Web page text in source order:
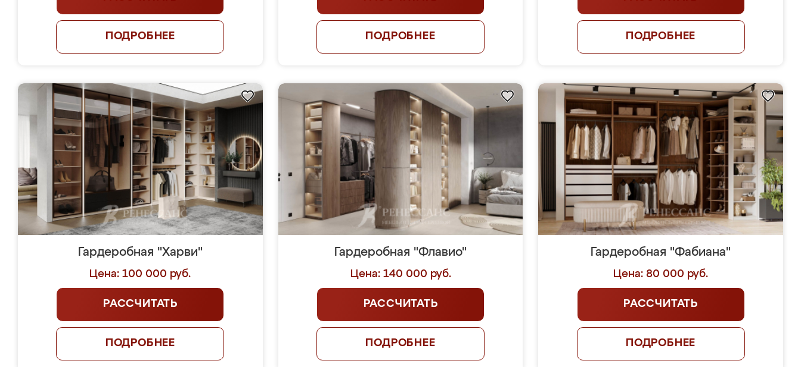
ПОДРОБНЕЕ ПОДРОБНЕЕ ПОДРОБНЕЕ
Гардеробная "Харви"
Цена: 100 000 руб.
РАССЧИТАТЬ
ПОДРОБНЕЕ
Гардеробная "Флавио"
Цена: 140 000 руб.
РАССЧИТАТЬ
ПОДРОБНЕЕ
Гардеробная "Фабиана"
Цена: 80 000 руб.
РАССЧИТАТЬ
ПОДРОБНЕЕ